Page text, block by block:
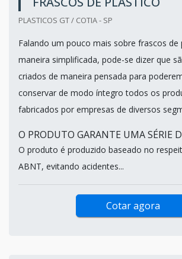
PLASTICOS GT / COTIA - SP
Falando um pouco mais sobre frascos de
maneira simplificada, pode-se dizer que
criados de maneira pensada para
conservar de modo íntegro todos os
fabricados por empresas de diversos
O PRODUTO GARANTE UMA SÉRIE
O produto é produzido baseado no
ABNT, evitando acidentes...
Cotar agora